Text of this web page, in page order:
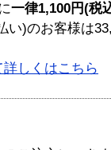
一律1,100円(税
い)のお客様は
しくはこちら